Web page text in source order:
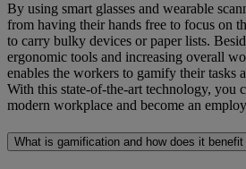
By using smart glasses and wearable
from having their hands free to focus on
to carry bulky devices or paper lists.
ergonomic tools and increasing overall
enables the workers to gamify their tasks
With this state-of-the-art technology, you
modern workplace and become an
What is gamification and how does it